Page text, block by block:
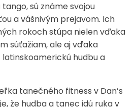
sú známe svojou
a vášnivým prejavom. Ich
rokoch stúpa nielen vďaka
súťažiam, ale aj vďaka
hudbu a
tanečného fitness v Dan’s
že hudba a tanec idú ruka v